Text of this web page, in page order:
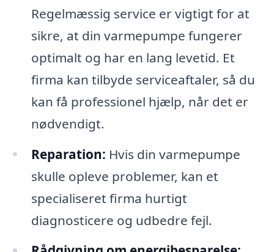
Regelmæssig service er vigtigt for at
sikre, at din varmepumpe fungerer
optimalt og har en lang levetid. Et
firma kan tilbyde serviceaftaler, så du
kan få professionel hjælp, når det er
nødvendigt.
Reparation: Hvis din varmepumpe
skulle opleve problemer, kan et
specialiseret firma hurtigt
diagnosticere og udbedre fejl.